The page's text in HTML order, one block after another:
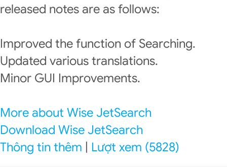
released notes are as follows:
Improved the function of Searching.
Updated various translations.
Minor GUI Improvements.
More about Wise JetSearch
Download Wise JetSearch
Thông tin thêm
Lượt xem (5828)